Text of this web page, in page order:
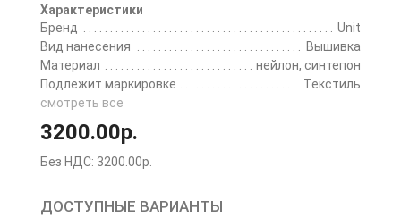
Характеристики
Бренд
Unit
Вид нанесения
Вышивка
Материал
нейлон, синтепон
Подлежит маркировке
Текстиль
смотреть все
3200.00р.
Без НДС: 3200.00р.
ДОСТУПНЫЕ ВАРИАНТЫ